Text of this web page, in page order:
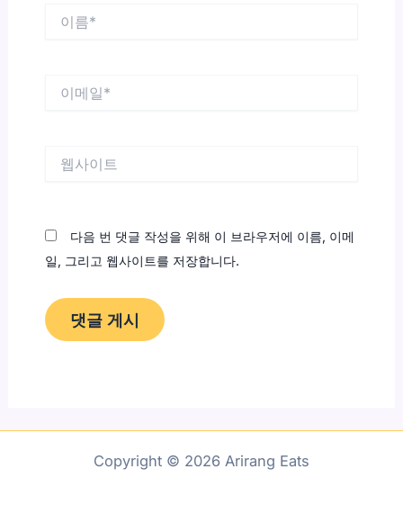
다음 번 댓글 작성을 위해 이 브라우저에 이름, 이메
일, 그리고 웹사이트를 저장합니다.
Copyright © 2026 Arirang Eats